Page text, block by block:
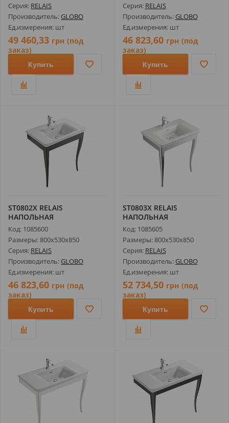
Серия: RELAIS
Производитель: GLOBO
Ед.измерения: шт
49 460,33 грн (под
заказ)
Купить
Серия: RELAIS
Производитель: GLOBO
Ед.измерения: шт
46 823,60 грн (под
заказ)
Купить
ST0802X RELAIS
НАПОЛЬНАЯ
КОНСТРУКЦИЯ С
УМЫВАЛЬНИКОМ ...
Код: 1085600
Размеры: 800х530х850
Серия: RELAIS
Производитель: GLOBO
Ед.измерения: шт
46 823,60 грн (под
заказ)
Купить
ST0803X RELAIS
НАПОЛЬНАЯ
КОНСТРУКЦИЯ С
УМЫВАЛЬНИКОМ ...
Код: 1085605
Размеры: 800х530х850
Серия: RELAIS
Производитель: GLOBO
Ед.измерения: шт
52 734,50 грн (под
заказ)
Купить